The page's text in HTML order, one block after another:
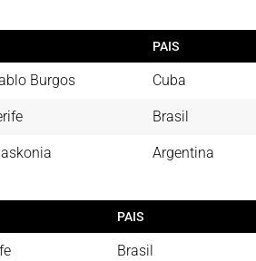
PAIS
Burgos Cuba
Brasil
Argentina
PAIS
Brasil